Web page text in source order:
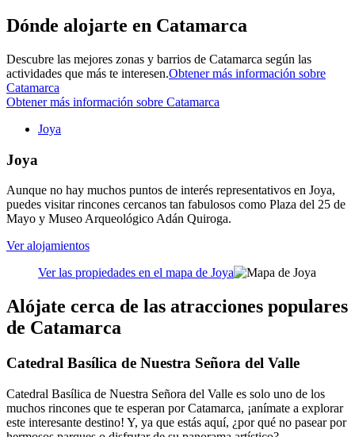
Dónde alojarte en Catamarca
Descubre las mejores zonas y barrios de Catamarca según las
actividades que más te interesen.Obtener más información sobre
Catamarca
Obtener más información sobre Catamarca
Joya
Joya
Aunque no hay muchos puntos de interés representativos en Joya,
puedes visitar rincones cercanos tan fabulosos como Plaza del 25 de
Mayo y Museo Arqueológico Adán Quiroga.
Ver alojamientos
Ver las propiedades en el mapa de Joya
Alójate cerca de las atracciones populares
de Catamarca
Catedral Basílica de Nuestra Señora del Valle
Catedral Basílica de Nuestra Señora del Valle es solo uno de los
muchos rincones que te esperan por Catamarca, ¡anímate a explorar
este interesante destino! Y, ya que estás aquí, ¿por qué no pasear por